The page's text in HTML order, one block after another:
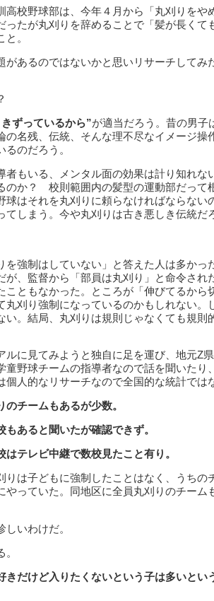
校野球部は、今年４月から「丸刈りをや
たが丸刈りを辞めることで「髪が長くて
。
あるのではないかと思いリサーチしてみ
ずっているから”が適当だろう。昔の男子
名残、伝統、そんな理不尽なイメージ操
のだろう。
もいる、メンタル面の効果は計り知れな
のか？ 校則範囲内の髪型の運動部だって
球はそれを丸刈りに頼らなければならな
しまう。今や丸刈りは古き悪しき伝統だ
強制はしていない」と答えた人は多かっ
、監督から「部員は丸刈り」と命令され
ともなかった。ところが「伸びてるから
丸刈り強制になっているのかもしれない。
。結局、丸刈りは規則じゃなくても規則
に見てみようと独自に足を運び、地元Z
野球チームの指導者なので話を聞いたり
人的なリサーチなので全国的な統計では
チームもあるが少数。
あると聞いたが確認できず。
テレビ中継で数校見たこと有り。
は子どもに強制したことはなく、うちの
っていた。同地区に全員丸刈りのチーム
いわけだ。
きだけど入りたくないという子は多いとい